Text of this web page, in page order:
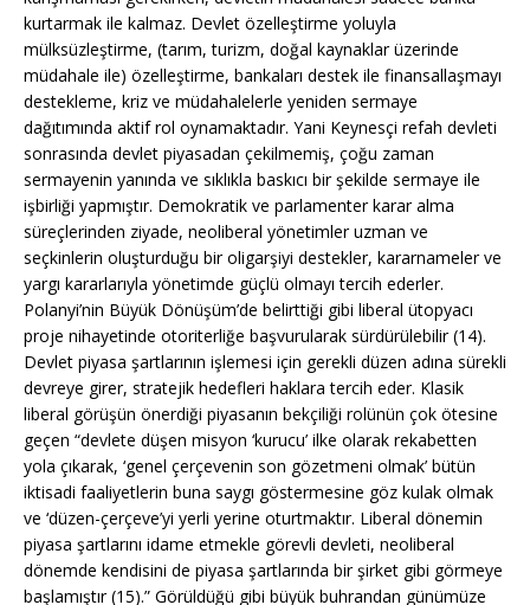
kurtarmak ile kalmaz. Devlet özelleştirme yoluyla
mülksüzleştirme, (tarım, turizm, doğal kaynaklar üzerinde
müdahale ile) özelleştirme, bankaları destek ile finansallaşmayı
destekleme, kriz ve müdahalelerle yeniden sermaye
dağıtımında aktif rol oynamaktadır. Yani Keynesçi refah devleti
sonrasında devlet piyasadan çekilmemiş, çoğu zaman
sermayenin yanında ve sıklıkla baskıcı bir şekilde sermaye ile
işbirliği yapmıştır. Demokratik ve parlamenter karar alma
süreçlerinden ziyade, neoliberal yönetimler uzman ve
seçkinlerin oluşturduğu bir oligarşiyi destekler, kararnameler ve
yargı kararlarıyla yönetimde güçlü olmayı tercih ederler.
Polanyi’nin Büyük Dönüşüm’de belirttiği gibi liberal ütopyacı
proje nihayetinde otoriterliğe başvurularak sürdürülebilir (14).
Devlet piyasa şartlarının işlemesi için gerekli düzen adına sürekli
devreye girer, stratejik hedefleri haklara tercih eder. Klasik
liberal görüşün önerdiği piyasanın bekçiliği rolünün çok ötesine
geçen “devlete düşen misyon ‘kurucu’ ilke olarak rekabetten
yola çıkarak, ‘genel çerçevenin son gözetmeni olmak’ bütün
iktisadi faaliyetlerin buna saygı göstermesine göz kulak olmak
ve ‘düzen-çerçeve’yi yerli yerine oturtmaktır. Liberal dönemin
piyasa şartlarını idame etmekle görevli devleti, neoliberal
dönemde kendisini de piyasa şartlarında bir şirket gibi görmeye
başlamıştır (15).” Görüldüğü gibi büyük buhrandan günümüze